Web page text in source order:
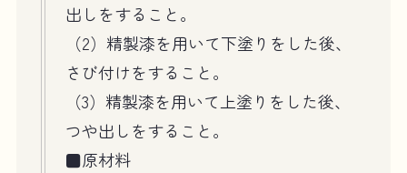
出しをすること。
（2）精製漆を用いて下塗りをした後、
さび付けをすること。
（3）精製漆を用いて上塗りをした後、
つや出しをすること。
■原材料